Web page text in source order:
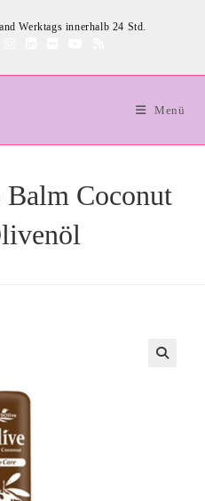
Werktags innerhalb 24 Std.
Menü
Coconut